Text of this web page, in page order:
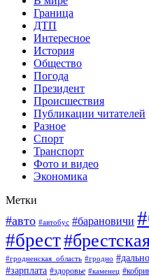
Граница
ДТП
Интересное
История
Общество
Погода
Президент
Происшествия
Публикации читателей
Разное
Спорт
Транспорт
Фото и видео
Экономика
Метки
#авто #автобус #барановичи
#брест
#гродненская_область #гродно
#зарплата #здоровье #каменец